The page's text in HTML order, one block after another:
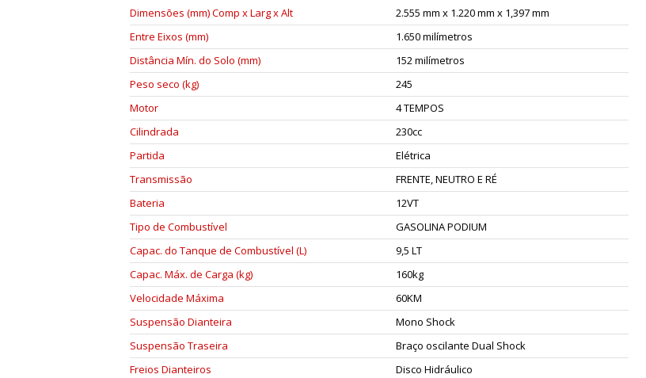
Dimensões (mm) Comp x Larg x Alt
2.555 mm x 1.220 mm x 1,397 mm
Entre Eixos (mm)
1.650 milímetros
Distância Mín. do Solo (mm)
152 milímetros
Peso seco (kg)
245
Motor
4 TEMPOS
Cilindrada
230cc
Partida
Elétrica
Transmissão
FRENTE, NEUTRO E RÉ
Bateria
12VT
Tipo de Combustível
GASOLINA PODIUM
Capac. do Tanque de Combustível (L)
9,5 LT
Capac. Máx. de Carga (kg)
160kg
Velocidade Máxima
60KM
Suspensão Dianteira
Mono Shock
Suspensão Traseira
Braço oscilante Dual Shock
Freios Dianteiros
Disco Hidráulico